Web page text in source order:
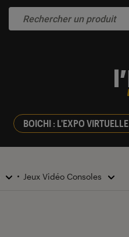
BOICHI : L'EXPO VIRTUELLE
Jeux Vidéo Consoles